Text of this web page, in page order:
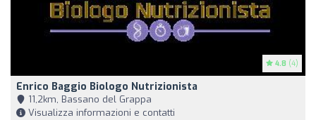
4.8 (4)
Enrico Baggio Biologo Nutrizionista
11,2km, Bassano del Grappa
Visualizza informazioni e contatti